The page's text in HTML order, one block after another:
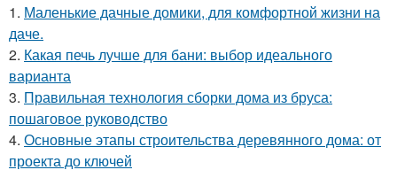
1. Маленькие дачные домики, для комфортной жизни на
даче.
2. Какая печь лучше для бани: выбор идеального
варианта
3. Правильная технология сборки дома из бруса:
пошаговое руководство
4. Основные этапы строительства деревянного дома: от
проекта до ключей